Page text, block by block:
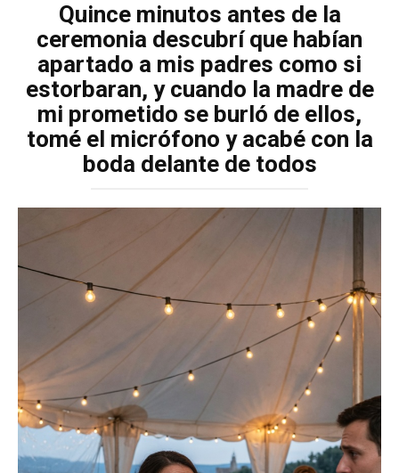
Quince minutos antes de la
ceremonia descubrí que habían
apartado a mis padres como si
estorbaran, y cuando la madre de
mi prometido se burló de ellos,
tomé el micrófono y acabé con la
boda delante de todos